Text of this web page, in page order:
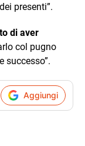
presenti”.
di aver
col pugno
successo”.
Aggiungi